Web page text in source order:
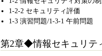
1-2-2 セキュリティ評価
1-3 演習問題/1-3-1 午前問題
第2章◆情報セキュリテ